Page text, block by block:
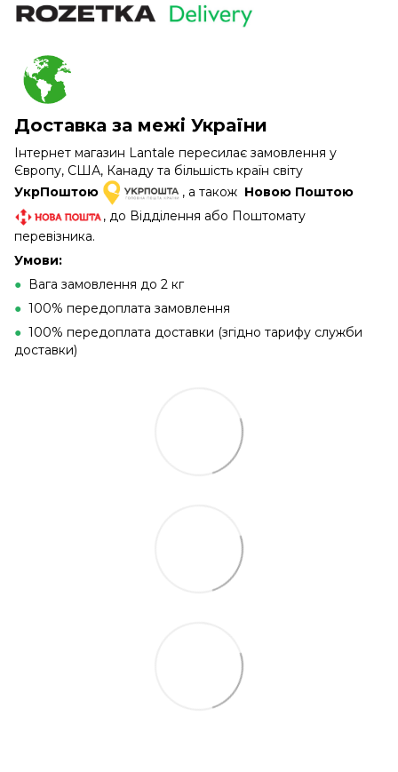
Доставка за межі України
Інтернет магазин Lantale пересилає замовлення у
Європу, США, Канаду та більшість країн світу
УкрПоштою
, а також Новою Поштою
, до Відділення або Поштомату
перевізника.
Умови:
● Вага замовлення до 2 кг
● 100% передоплата замовлення
● 100% передоплата доставки (згідно тарифу служби
доставки)